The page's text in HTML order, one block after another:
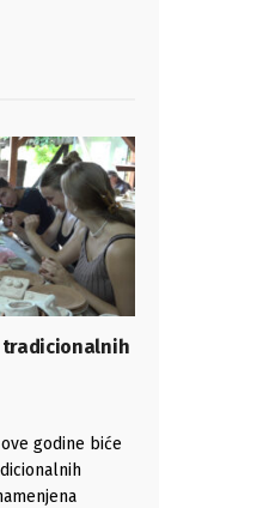
tradicionalnih
godine biće